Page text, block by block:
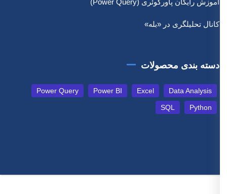
کانال تحلیلگری در «بله»
دسته بندی محصولات
Data Analysis
Excel
Power BI
Power Query
Python
SQL